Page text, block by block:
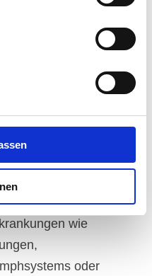
und
Eine
und erhöht
wie
oder